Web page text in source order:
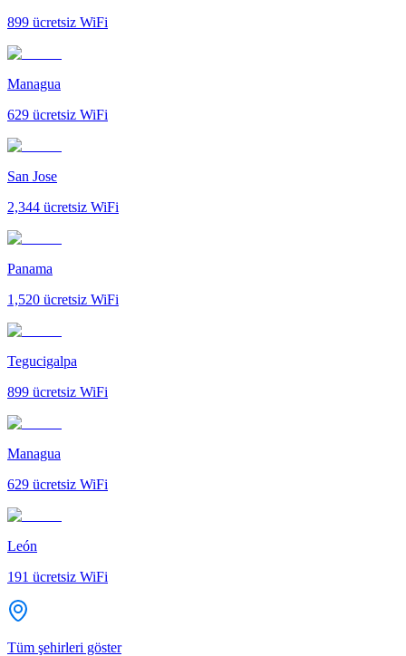
899 ücretsiz WiFi
Managua
629 ücretsiz WiFi
San Jose
2,344 ücretsiz WiFi
Panama
1,520 ücretsiz WiFi
Tegucigalpa
899 ücretsiz WiFi
Managua
629 ücretsiz WiFi
León
191 ücretsiz WiFi
Tüm şehirleri göster